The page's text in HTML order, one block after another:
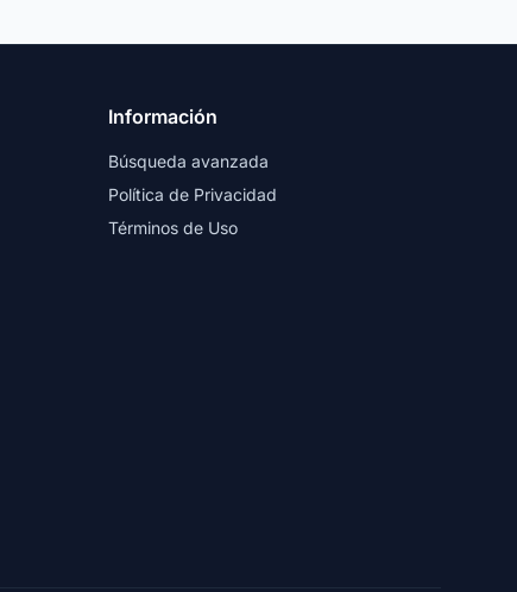
Información
Búsqueda avanzada
Política de Privacidad
Términos de Uso